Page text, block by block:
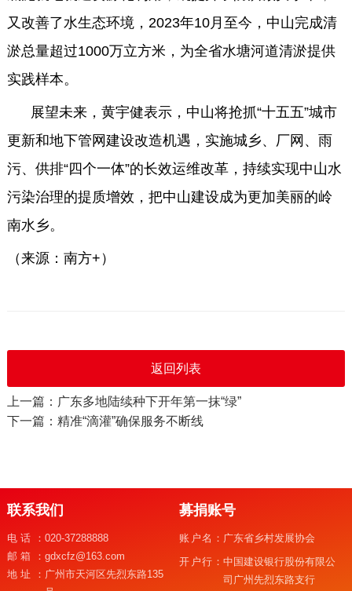
又改善了水生态环境，2023年10月至今，中山完成清
淤总量超过1000万立方米，为全省水塘河道清淤提供
实践样本。
展望未来，黄宇健表示，中山将抢抓“十五五”城市
更新和地下管网建设改造机遇，实施城乡、厂网、雨
污、供排“四个一体”的长效运维改革，持续实现中山水
污染治理的提质增效，把中山建设成为更加美丽的岭
南水乡。
（来源：南方+）
返回列表
上一篇：广东多地陆续种下开年第一抹“绿”
下一篇：精准“滴灌”确保服务不断线
联系我们
电话： 020-37288888
邮箱： gdxcfz@163.com
地址： 广州市天河区先烈东路135
募捐账号
账户名： 广东省乡村发展协会
开户行：中国建设银行股份有限公
司广州先烈东路支行